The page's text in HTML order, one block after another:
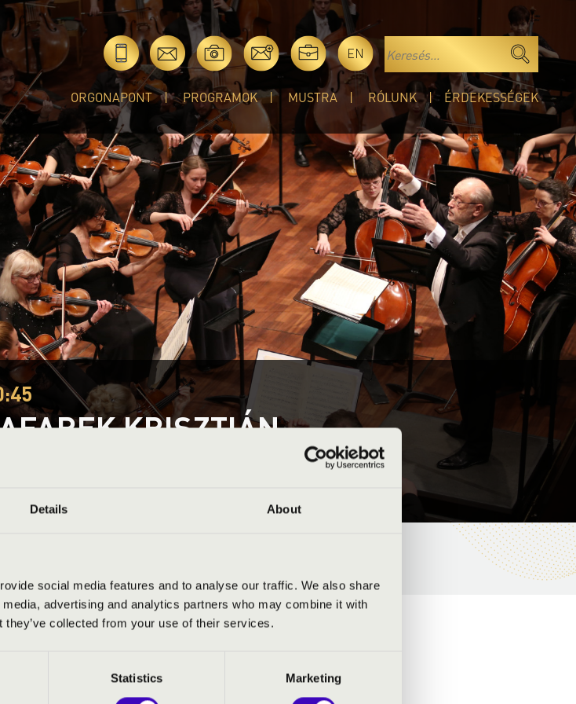
Details About
social media features and to analyse our traffic. We also share
advertising and analytics partners who may combine it with
collected from your use of their services.
Statistics Marketing
EN
ORGONAPONT PROGRAMOK MUSTRA RÓLUNK ÉRDEKESSÉGEK
KRISZTIÁN